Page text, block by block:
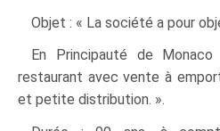
Objet : « La société a pour
En Principauté de Monaco
restaurant avec vente à
et petite distribution. ».